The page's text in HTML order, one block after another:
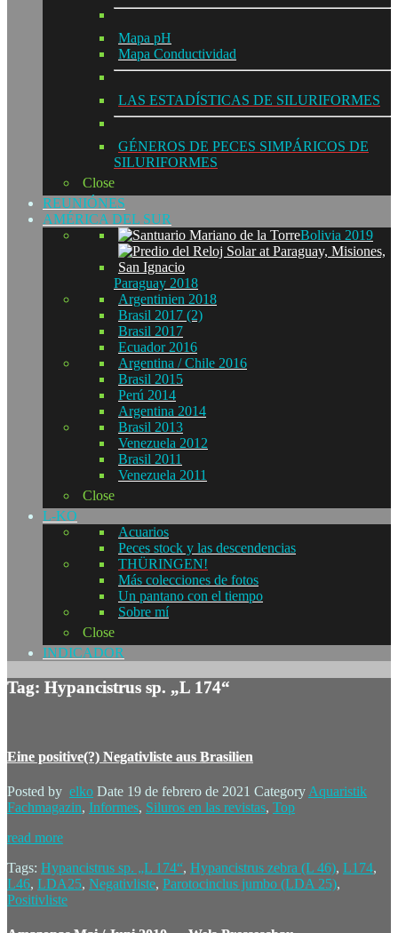
Mapa pH
Mapa Conductividad
LAS ESTADÍSTICAS DE SILURIFORMES
GÉNEROS DE PECES SIMPÁRICOS DE
SILURIFORMES
Close
REUNIÓNES
AMÉRICA DEL SUR
Bolivia 2019
Paraguay 2018
Argentinien 2018
Brasil 2017 (2)
Brasil 2017
Ecuador 2016
Argentina / Chile 2016
Brasil 2015
Perú 2014
Argentina 2014
Brasil 2013
Venezuela 2012
Brasil 2011
Venezuela 2011
Close
L-KO
Acuarios
Peces stock y las descendencias
THÜRINGEN!
Más colecciones de fotos
Un pantano con el tiempo
Sobre mí
Close
INDICADOR
Tag: Hypancistrus sp. „L 174“
Eine positive(?) Negativliste aus Brasilien
Posted by elko Date 19 de febrero de 2021 Category Aquaristik
Fachmagazin, Informes, Siluros en las revistas, Top
read more
Tags: Hypancistrus sp. „L 174“, Hypancistrus zebra (L 46), L174,
L46, LDA25, Negativliste, Parotocinclus jumbo (LDA 25),
Positivliste